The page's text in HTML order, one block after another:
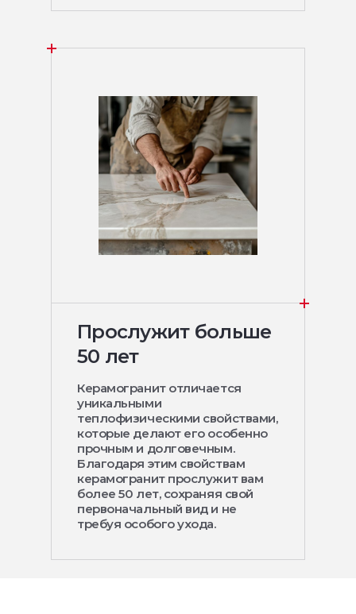
Прослужит больше
50 лет
Керамогранит отличается
уникальными
теплофизическими свойствами,
которые делают его особенно
прочным и долговечным.
Благодаря этим свойствам
керамогранит прослужит вам
более 50 лет, сохраняя свой
первоначальный вид и не
требуя особого ухода.